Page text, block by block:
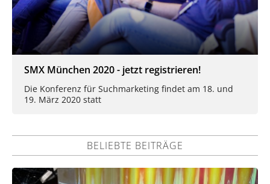
SMX München 2020 - jetzt registrieren!
Die Konferenz für Suchmarketing findet am 18. und
19. März 2020 statt
BELIEBTE BEITRÄGE